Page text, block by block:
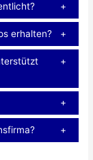
erhalten?